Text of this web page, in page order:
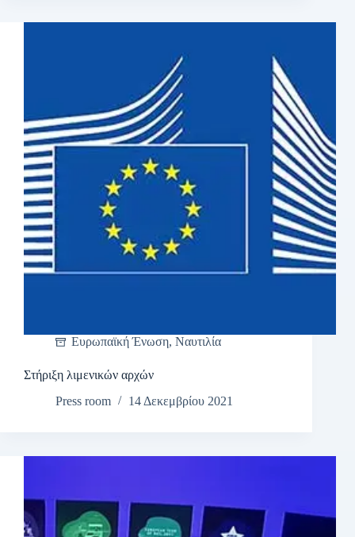
Ευρωπαϊκή Ένωση, Ναυτιλία
Στήριξη λιμενικών αρχών
Press room
14 Δεκεμβρίου 2021